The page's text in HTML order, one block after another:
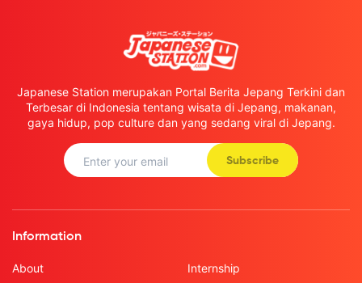
Japanese Station merupakan Portal Berita Jepang Terkini dan
Terbesar di Indonesia tentang wisata di Jepang, makanan,
gaya hidup, pop culture dan yang sedang viral di Jepang.
Subscribe
Information
About
Internship